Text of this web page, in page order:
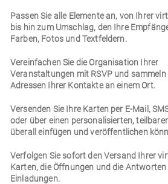
Passen Sie alle Elemente an, von Ihrer
bis hin zum Umschlag, den Ihre
Farben, Fotos und Textfeldern.
Vereinfachen Sie die Organisation Ihrer
Veranstaltungen mit RSVP und sammeln
Adressen Ihrer Kontakte an einem Ort.
Versenden Sie Ihre Karten per E-Mail,
oder über einen personalisierten,
überall einfügen und veröffentlichen
Verfolgen Sie sofort den Versand Ihrer
Karten, die Öffnungen und die
Einladungen.